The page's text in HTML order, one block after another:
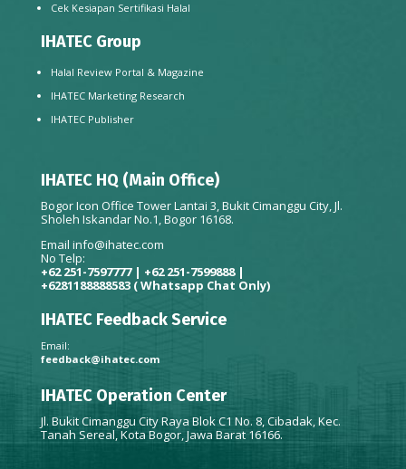
Cek Kesiapan Sertifikasi Halal
IHATEC Group
Halal Review Portal & Magazine
IHATEC Marketing Research
IHATEC Publisher
IHATEC HQ (Main Office)
Bogor Icon Office Tower Lantai 3, Bukit Cimanggu City, Jl.
Sholeh Iskandar No.1, Bogor 16168.
Email info@ihatec.com
No Telp:
+62 251-7597777 | +62 251-7599888 |
+6281188888583 ( Whatsapp Chat Only)
IHATEC Feedback Service
Email:
feedback@ihatec.com
IHATEC Operation Center
Jl. Bukit Cimanggu City Raya Blok C1 No. 8, Cibadak, Kec.
Tanah Sereal, Kota Bogor, Jawa Barat 16166.